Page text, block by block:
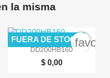
la misma
 Vista rápida
DD200HB160
$ 0,00
FUERA DE STOCK